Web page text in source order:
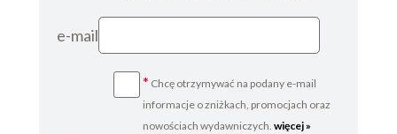
e-mail
* Chcę otrzymywać na podany e-mail
informacje o zniżkach, promocjach oraz
nowościach wydawniczych. więcej »